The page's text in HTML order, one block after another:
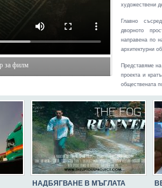
за филм
художествени
Главно
дворното
направена по
архитектурни
Представяме
проекта и
обществената
НАДБЯГВАНЕ В МЪГЛАТА